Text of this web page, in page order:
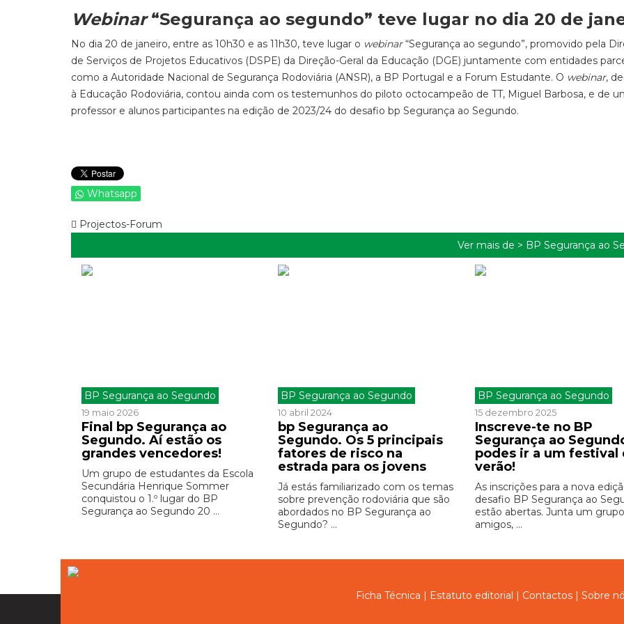
Webinar“Segurança ao segundo” teve lugar no dia 20 de
No dia 20 de janeiro, entre as 10h30 e as 11h30, teve lugar o webinar“Segurança ao segundo”, promovido pela
de Serviços de Projetos Educativos (DSPE) da Direção-Geral da Educação (DGE) juntamente com entidades
como a Autoridade Nacional de Segurança Rodoviária (ANSR), a BP Portugal e a Forum Estudante. O webinar,
à Educação Rodoviária, contou ainda com os testemunhos do piloto octocampeão de TT, Miguel Barbosa, e de
professor e alunos participantes na edição de 2023/24 do desafio bp Segurança ao Segundo.
Whatsapp
Projectos-Forum
Ver mais de > BP Segurança ao
BP Segurança ao Segundo
19 maio 2026
Final bp Segurança ao
Segundo. Aí estão os
grandes vencedores!
Um grupo de estudantes da Escola
Secundária Henrique Sommer
conquistou o 1.º lugar do BP
Segurança ao Segundo 20 ...
BP Segurança ao Segundo
10 abril 2024
bp Segurança ao
Segundo. Os 5 principais
fatores de risco na
estrada para os jovens
Já estás familiarizado com os temas
sobre prevenção rodoviária que são
abordados no BP Segurança ao
Segundo? ...
BP Segurança ao Segundo
15 dezembro 2025
Inscreve-te no BP
Segurança ao
podes ir a um festival
verão!
As inscrições para a nova
desafio BP Segurança ao
estão abertas. Junta um
amigos, ...
Ficha Técnica | Estatuto editorial | Contactos | Sobre